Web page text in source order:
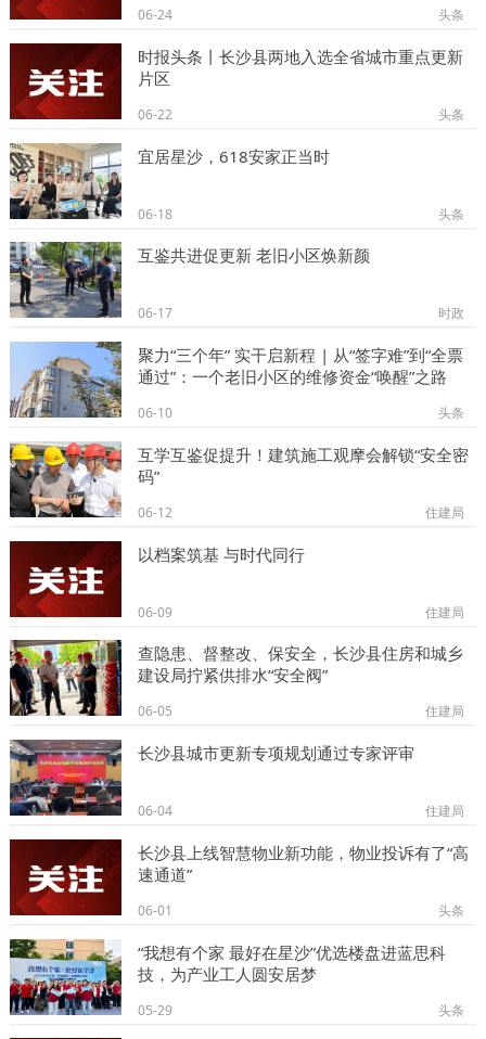
06-24 头条
时报头条丨长沙县两地入选全省城市重点更新
片区
06-22 头条
宜居星沙，618安家正当时
06-18 头条
互鉴共进促更新 老旧小区焕新颜
06-17 时政
聚力“三个年” 实干启新程 | 从“签字难”到“全票
通过”：一个老旧小区的维修资金“唤醒”之路
06-10 头条
互学互鉴促提升！建筑施工观摩会解锁“安全密
码”
06-12 住建局
以档案筑基 与时代同行
06-09 住建局
查隐患、督整改、保安全，长沙县住房和城乡
建设局拧紧供排水“安全阀”
06-05 住建局
长沙县城市更新专项规划通过专家评审
06-04 住建局
长沙县上线智慧物业新功能，物业投诉有了“高
速通道”
06-01 头条
“我想有个家 最好在星沙”优选楼盘进蓝思科
技，为产业工人圆安居梦
05-29 头条